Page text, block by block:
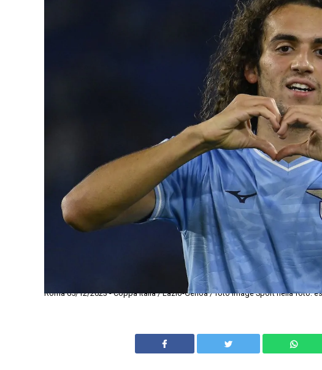
Roma 05/12/2023 - Coppa Italia / Lazio-Genoa / foto Image Sport nella foto: